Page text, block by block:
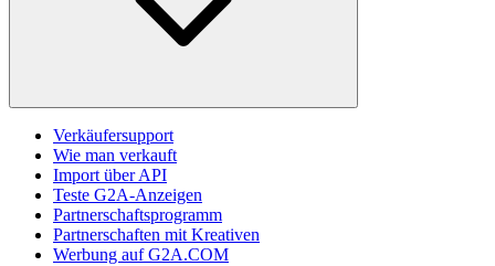
Verkäufersupport
Wie man verkauft
Import über API
Teste G2A-Anzeigen
Partnerschaftsprogramm
Partnerschaften mit Kreativen
Werbung auf G2A.COM